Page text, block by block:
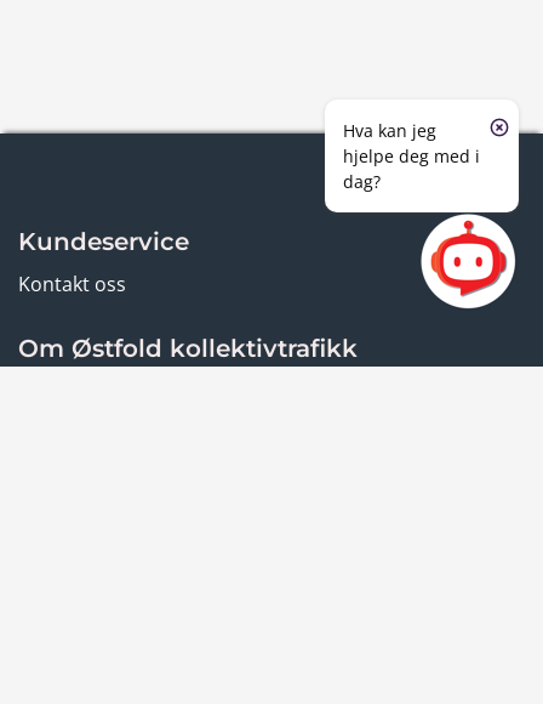
Hva kan jeg
hjelpe deg med i
dag?
Kundeservice
Kontakt oss
Om Østfold kollektivtrafikk